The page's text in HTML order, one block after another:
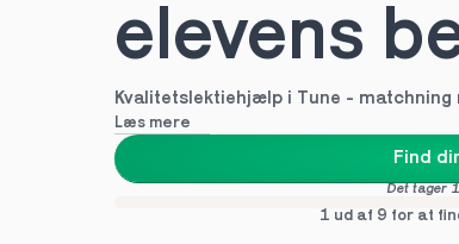
elevens
Kvalitetslektiehjælp i Tune -
Læs mere
Find
Det tager
1 ud af 9 for at